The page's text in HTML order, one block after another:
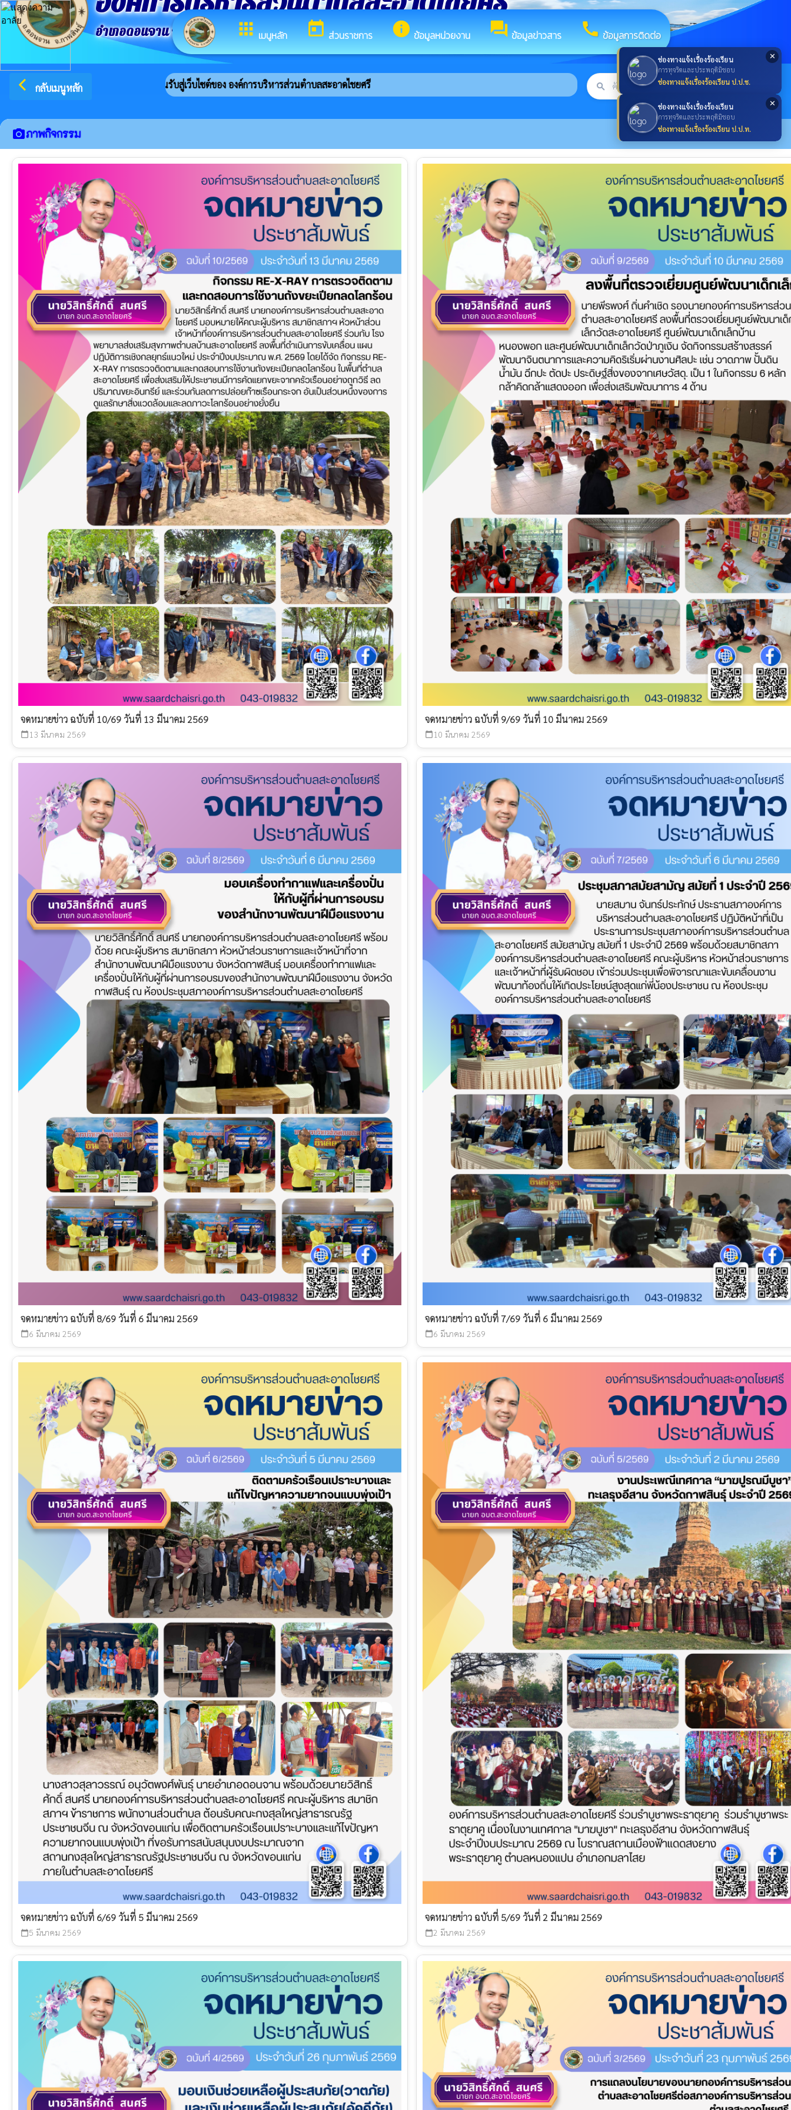
✕
ช่องทางแจ้งเรื่องร้องเรียน
การทุจริตและประพฤติมิชอบ
ช่องทางแจ้งเรื่องร้องเรียน ป.ป.ช.
✕
ช่องทางแจ้งเรื่องร้องเรียน
การทุจริตและประพฤติมิชอบ
ช่องทางแจ้งเรื่องร้องเรียน ป.ป.ท.
apps เมนูหลัก today ส่วนราชการ info ข้อมูลหน่วยงาน forum ข้อมูลข่าวสาร call ข้อมูลการติดต่อ
อำเภอดอนจาน จังหวัดกาฬสินธ์ุ
arrow_back_ios กลับเมนูหลักยินดีต้อนรับสู่เว็บไซต์ของ องค์การบริหารส่วนตำบลสะอาดไชยศรี search searchค้นหา
camera_altภาพกิจกรรม
จดหมายข่าว ฉบับที่ 10/69 วันที่ 13 มีนาคม 2569
calendar_today 13 มีนาคม 2569
จดหมายข่าว ฉบับที่ 9/69 วันที่ 10 มีนาคม 2569
calendar_today 10 มีนาคม 2569
จดหมายข่าว ฉบับที่ 8/69 วันที่ 6 มีนาคม 2569
calendar_today 6 มีนาคม 2569
จดหมายข่าว ฉบับที่ 7/69 วันที่ 6 มีนาคม 2569
calendar_today 6 มีนาคม 2569
จดหมายข่าว ฉบับที่ 6/69 วันที่ 5 มีนาคม 2569
calendar_today5 มีนาคม 2569
จดหมายข่าว ฉบับที่ 5/69 วันที่ 2 มีนาคม 2569
calendar_today2 มีนาคม 2569